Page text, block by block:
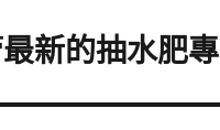
新的抽水肥